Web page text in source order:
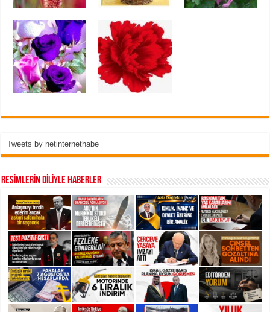
Tweets by netinternethabe
RESİMLERİN DİLİYLE HABERLER